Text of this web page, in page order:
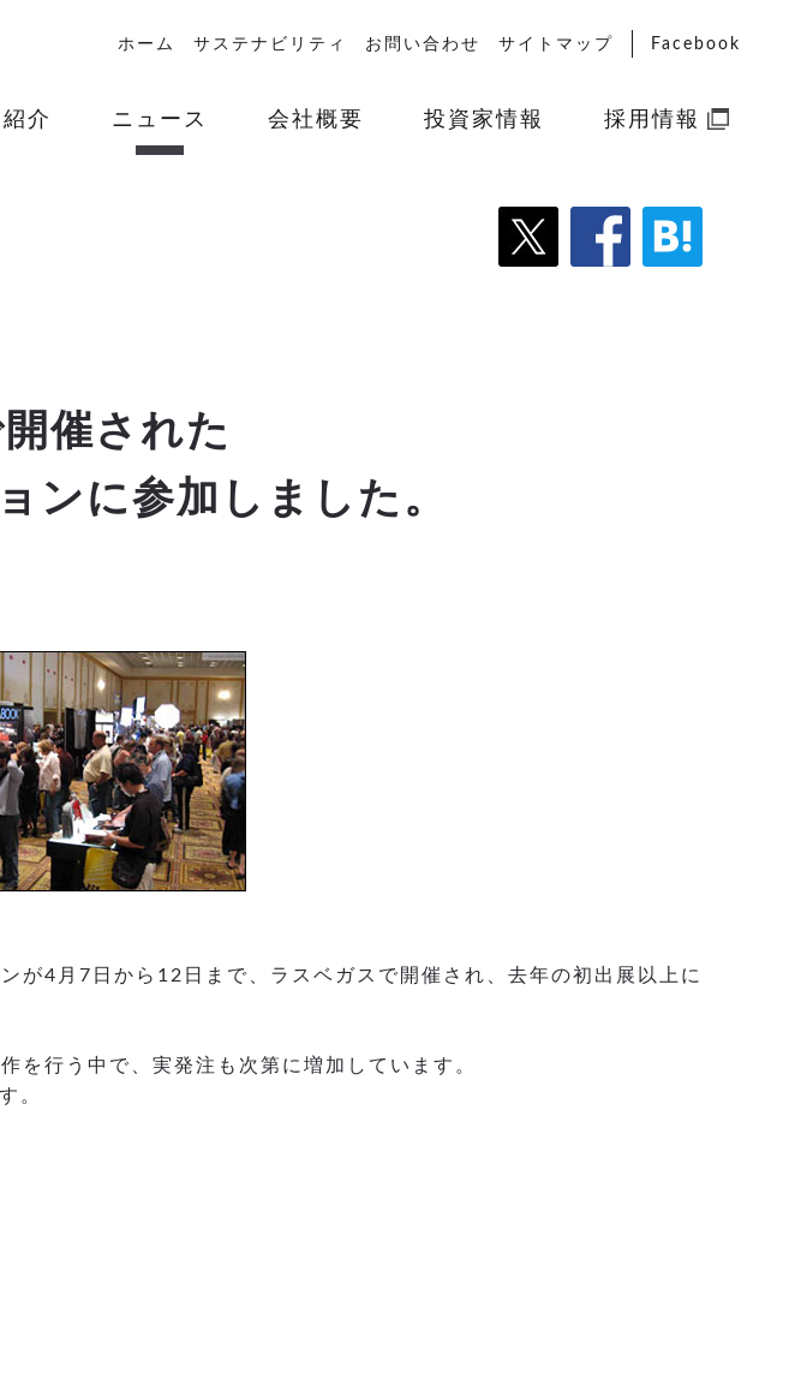
ホーム サステナビリティ お問い合わせ サイトマップ Facebook
介 ニュース 会社概要 投資家情報 採用情報
催された
ンに参加しました。
月7日から12日まで、ラスベガスで開催され、去年の初出展以上に
行う中で、実発注も次第に増加しています。
。